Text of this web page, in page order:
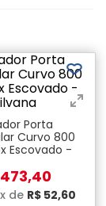
Porta
Curvo 800
Escovado -
473,40
x de R$ 52,60